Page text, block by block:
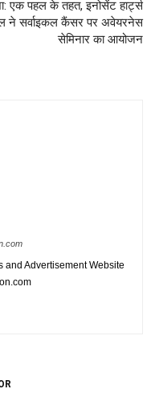
एक पहल के तहत, इनोसेंट हार्ट्स
ने सर्वाइकल कैंसर पर अवेयरनेस
सेमिनार का आयोजन
and Advertisement Website